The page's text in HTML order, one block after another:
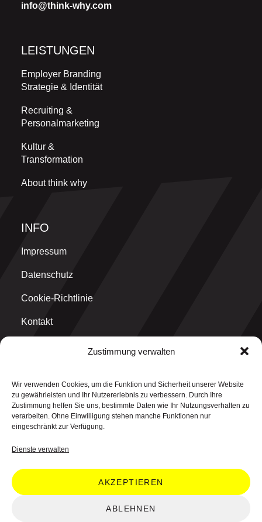
Zustimmung verwalten
Wir verwenden Cookies, um die Funktion und Sicherheit unserer Website
zu gewährleisten und Ihr Nutzererlebnis zu verbessern. Durch Ihre
Zustimmung helfen Sie uns, bestimmte Daten wie Ihr Nutzungsverhalten zu
verarbeiten. Ohne Einwilligung stehen manche Funktionen nur
eingeschränkt zur Verfügung.
Dienste verwalten
AKZEPTIEREN
ABLEHNEN
info@think-why.com
LEISTUNGEN
Employer Branding
Strategie & Identität
Recruiting &
Personalmarketing
Kultur &
Transformation
About think why
INFO
Impressum
Datenschutz
Cookie-Richtlinie
Kontakt
think why GmbH
Graf-Ulrich-Straße 1
71229 Leonberg
© 2026 think why GmbH. All rights reserved.